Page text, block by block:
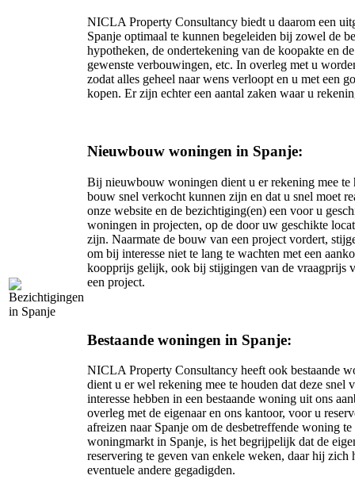
NICLA Property Consultancy biedt u daarom een
Spanje optimaal te kunnen begeleiden bij zowel de
hypotheken, de ondertekening van de koopakte en
gewenste verbouwingen, etc. In overleg met u
zodat alles geheel naar wens verloopt en u met een
kopen. Er zijn echter een aantal zaken waar u
Nieuwbouw woningen in Spanje:
Bij nieuwbouw woningen dient u er rekening mee
bouw snel verkocht kunnen zijn en dat u snel moet
onze website en de bezichtiging(en) een voor u
woningen in projecten, op de door uw geschikte
zijn. Naarmate de bouw van een project vordert,
om bij interesse niet te lang te wachten met een
koopprijs gelijk, ook bij stijgingen van de vraagprijs
een project.
Bestaande woningen in Spanje:
NICLA Property Consultancy heeft ook bestaande
dient u er wel rekening mee te houden dat deze
interesse hebben in een bestaande woning uit ons
overleg met de eigenaar en ons kantoor, voor u
afreizen naar Spanje om de desbetreffende woning
woningmarkt in Spanje, is het begrijpelijk dat de
reservering te geven van enkele weken, daar hij zich
eventuele andere gegadigden.